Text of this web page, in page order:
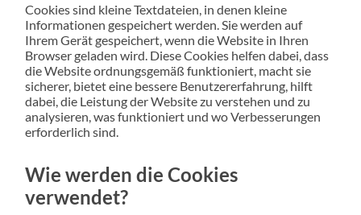
Cookies sind kleine Textdateien, in denen kleine
Informationen gespeichert werden. Sie werden auf
Ihrem Gerät gespeichert, wenn die Website in Ihren
Browser geladen wird. Diese Cookies helfen dabei, dass
die Website ordnungsgemäß funktioniert, macht sie
sicherer, bietet eine bessere Benutzererfahrung, hilft
dabei, die Leistung der Website zu verstehen und zu
analysieren, was funktioniert und wo Verbesserungen
erforderlich sind.
Wie werden die Cookies
verwendet?